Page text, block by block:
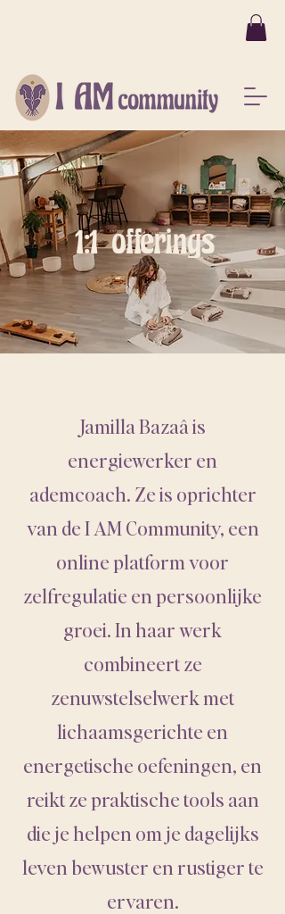
1:1 offerings
Jamilla Bazaâ is
energiewerker en
ademcoach. Ze is oprichter
van de I AM Community, een
online platform voor
zelfregulatie en persoonlijke
groei. In haar werk
combineert ze
zenuwstelselwerk met
lichaamsgerichte en
energetische oefeningen, en
reikt ze praktische tools aan
die je helpen om je dagelijks
leven bewuster en rustiger te
ervaren.